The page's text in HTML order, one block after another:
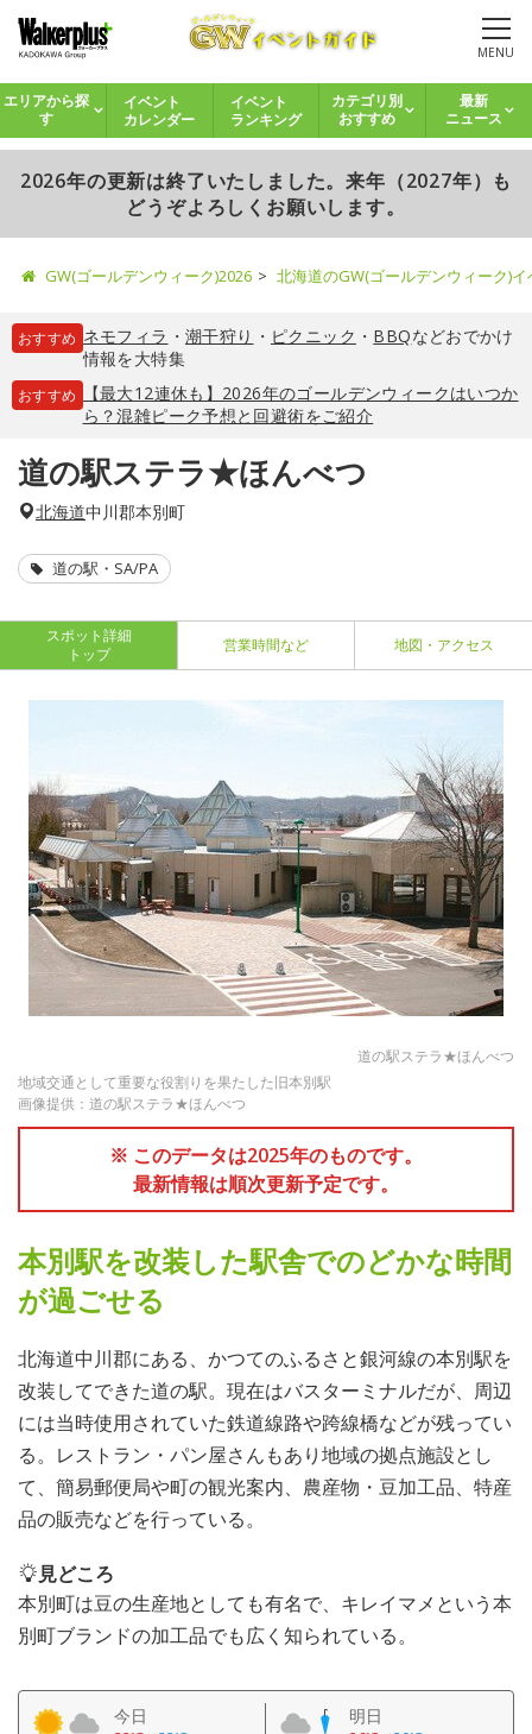
MENU
エリアから探
す
イベント
カレンダー
イベント
ランキング
カテゴリ別
おすすめ
最新
ニュース
2026年の更新は終了いたしました。来年（2027年）も
どうぞよろしくお願いします。
GW(ゴールデンウィーク)2026 北海道のGW(ゴールデンウィーク)
おすすめ ネモフィラ ・ 潮干狩り ・ ピクニック ・ BBQなどおでかけ
情報を大特集
おすすめ
【最大12連休も】2026年のゴールデンウィークはいつか
ら？混雑ピーク予想と回避術をご紹介
道の駅ステラ★ほんべつ
北海道中川郡本別町
道の駅・SA/PA
スポット詳細
トップ
営業時間など 地図・アクセス
道の駅ステラ★ほんべつ
地域交通として重要な役割りを果たした旧本別駅
画像提供：道の駅ステラ★ほんべつ
※ このデータは2025年のものです。
最新情報は順次更新予定です。
本別駅を改装した駅舎でのどかな時間
が過ごせる
北海道中川郡にある、かつてのふるさと銀河線の本別駅を
改装してできた道の駅。現在はバスターミナルだが、周辺
には当時使用されていた鉄道線路や跨線橋などが残ってい
る。レストラン・パン屋さんもあり地域の拠点施設とし
て、簡易郵便局や町の観光案内、農産物・豆加工品、特産
品の販売などを行っている。
見どころ
本別町は豆の生産地としても有名で、キレイマメという本
別町ブランドの加工品でも広く知られている。
今日 明日